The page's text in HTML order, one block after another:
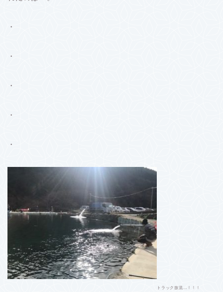
・
・
・
・
・
トラック放流…！！！